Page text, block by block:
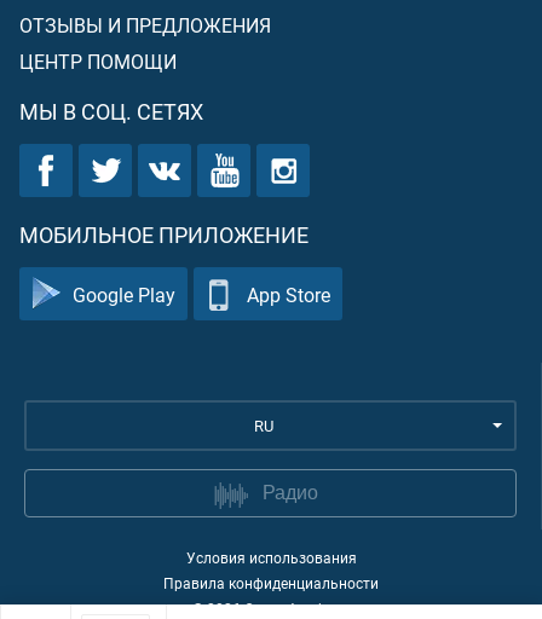
ОТЗЫВЫ И ПРЕДЛОЖЕНИЯ
ЦЕНТР ПОМОЩИ
МЫ В СОЦ. СЕТЯХ
МОБИЛЬНОЕ ПРИЛОЖЕНИЕ
Google Play App Store
RU
Радио
Условия использования
Правила конфиденциальности
©2026Quran Academy